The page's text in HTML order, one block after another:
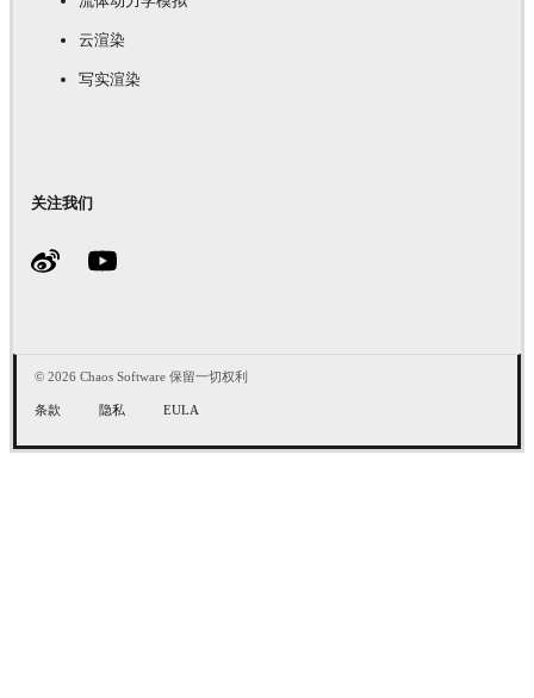
云渲染
写实渲染
关注我们
© 2026 Chaos Software 保留一切权利
条款 隐私 EULA